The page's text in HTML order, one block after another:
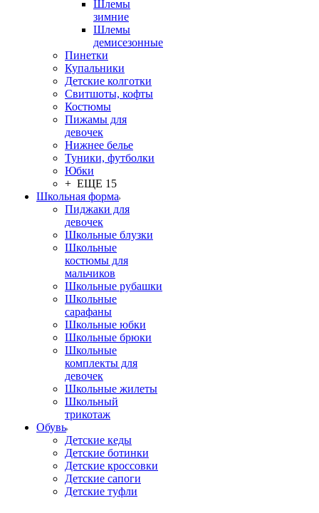
Шлемы
зимние
Шлемы
демисезонные
Пинетки
Купальники
Детские колготки
Свитшоты, кофты
Костюмы
Пижамы для
девочек
Нижнее белье
Туники, футболки
Юбки
+ ЕЩЕ 15
Школьная форма
Пиджаки для
девочек
Школьные блузки
Школьные
костюмы для
мальчиков
Школьные рубашки
Школьные
сарафаны
Школьные юбки
Школьные брюки
Школьные
комплекты для
девочек
Школьные жилеты
Школьный
трикотаж
Обувь
Детские кеды
Детские ботинки
Детские кроссовки
Детские сапоги
Детские туфли